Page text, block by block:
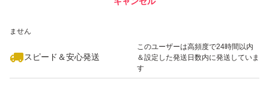
ません
スピード＆安心発送
このユーザーは高頻度で24時間以内
＆設定した発送日数内に発送していま
す